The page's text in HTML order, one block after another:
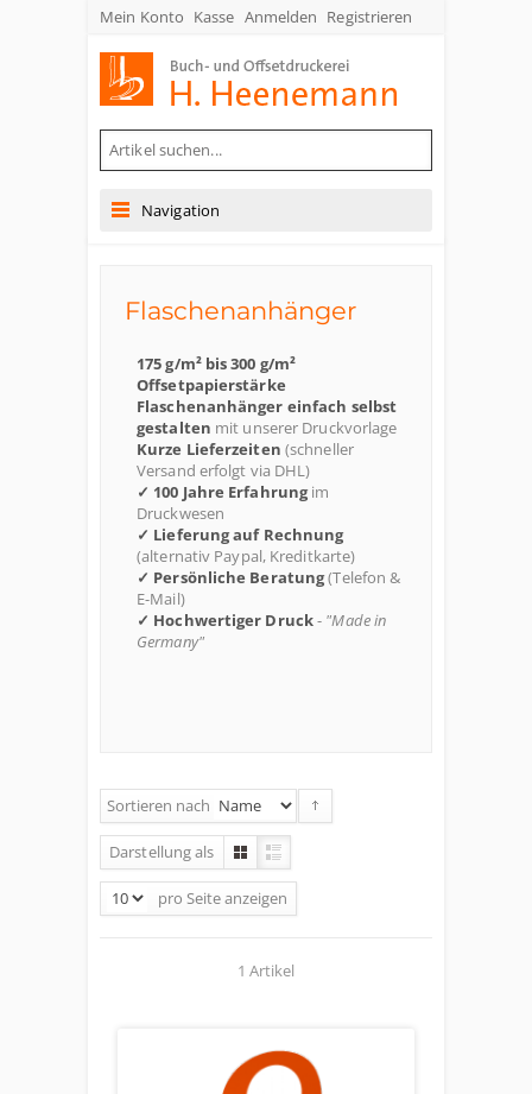
Mein Konto Kasse Anmelden Registrieren
Navigation
Flaschenanhänger
175 g/m² bis 300 g/m²
Offsetpapierstärke
Flaschenanhänger einfach selbst
gestalten mit unserer Druckvorlage
Kurze Lieferzeiten (schneller
Versand erfolgt via DHL)
✓ 100 Jahre Erfahrungim
Druckwesen
✓ Lieferung auf Rechnung
(alternativ Paypal, Kreditkarte)
✓ Persönliche Beratung(Telefon &
E-Mail)
✓ Hochwertiger Druck- "Made in
Germany"
Sortieren nach
Darstellung als
pro Seiteanzeigen
1 Artikel